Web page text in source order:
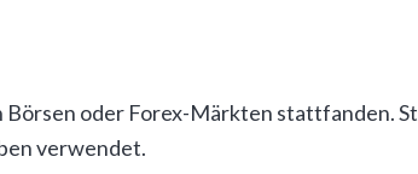
Lebensstils.
gefälschten Softwareoberflächen und
oder Forex-Märkten stattfanden.
verwendet.